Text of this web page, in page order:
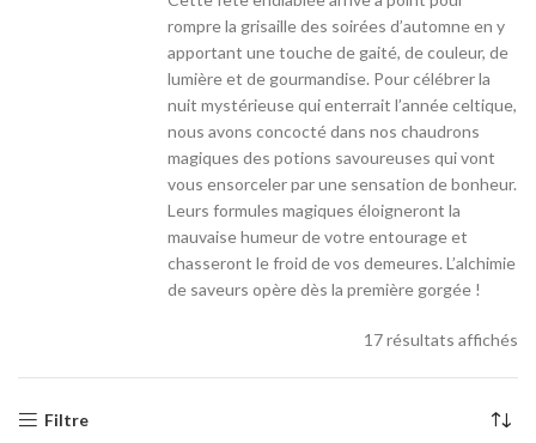
rompre la grisaille des soirées d’automne en y
apportant une touche de gaité, de couleur, de
lumière et de gourmandise. Pour célébrer la
nuit mystérieuse qui enterrait l’année celtique,
nous avons concocté dans nos chaudrons
magiques des potions savoureuses qui vont
vous ensorceler par une sensation de bonheur.
Leurs formules magiques éloigneront la
mauvaise humeur de votre entourage et
chasseront le froid de vos demeures. L’alchimie
de saveurs opère dès la première gorgée !
17 résultats affichés
Filtre